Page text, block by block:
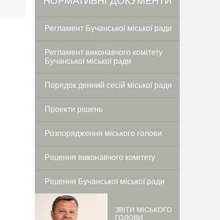
Регламент Бучанської міської ради
Регламент виконавчого комітету
Бучанської міської ради
Порядок денний сесій міської ради
Проекти рішень
Розпорядження міського голови
Рішення виконавчого комітету
Рішення Бучанської міської ради
ЗВІТИ МІСЬКОГО
ГОЛОВИ